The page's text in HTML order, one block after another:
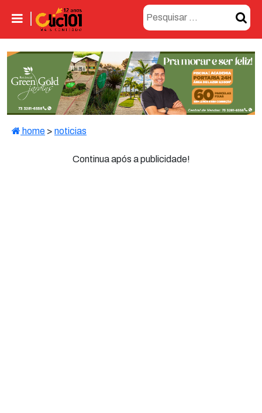
home > noticias
Continua após a publicidade!